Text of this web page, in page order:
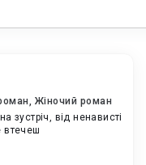
Жіночий роман
втечеш